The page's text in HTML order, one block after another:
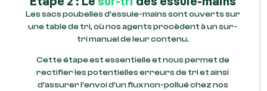
Les sacs poubelles d’essuie-mains sont ouverts sur
une table de tri, où nos agents procèdent à un sur-
tri manuel de leur contenu.
Cette étape est essentielle et nous permet de
rectifier les potentielles erreurs de tri et ainsi
d’assurer l’envoi d’un flux non-pollué chez nos